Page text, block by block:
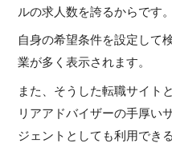
ルの求人数を誇るからです。
自身の希望条件を設定して
業が多く表示されます。
また、そうした転職サイト
リアアドバイザーの手厚い
ジェントとしても利用でき